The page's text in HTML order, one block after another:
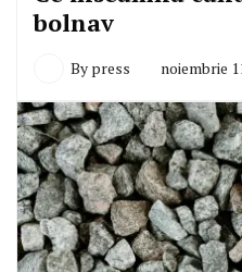
bolnav
By press noiembrie